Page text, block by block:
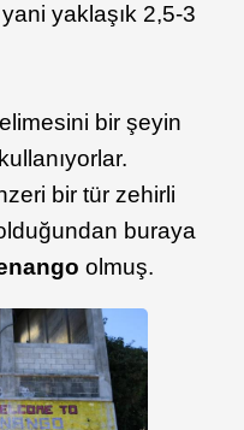
yaklaşık 2,5-3
bir şeyin
bir tür zehirli
buraya
olmuş.